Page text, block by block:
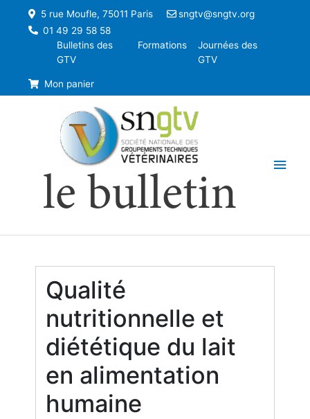
5 rue Moufle, 75011 Paris
sngtv@sngtv.org
01 49 29 58 58
Bulletins des
GTV
Formations
Journées des
GTV
Mon panier
le bulletin
Qualité
nutritionnelle et
diététique du lait
en alimentation
humaine